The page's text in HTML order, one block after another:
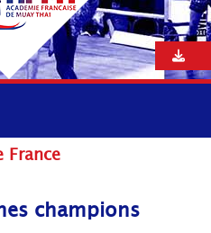
France
champions